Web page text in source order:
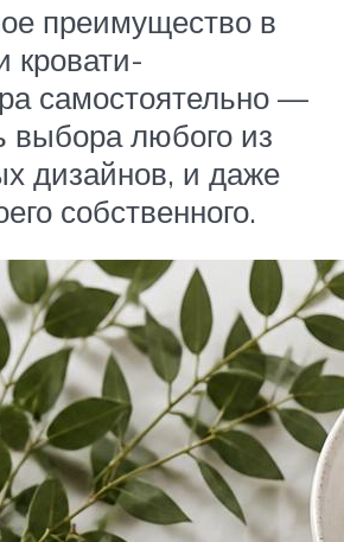
преимущество в
кровати-
самостоятельно —
выбора любого из
дизайнов, и даже
собственного.